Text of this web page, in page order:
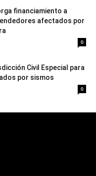
financiamiento a
afectados por
0
Civil Especial para
por sismos
0